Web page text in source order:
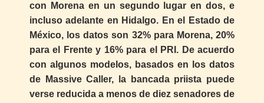
con Morena en un segundo lugar en dos, e
incluso adelante en Hidalgo. En el Estado de
México, los datos son 32% para Morena, 20%
para el Frente y 16% para el PRI. De acuerdo
con algunos modelos, basados en los datos
de Massive Caller, la bancada priista puede
verse reducida a menos de diez senadores de